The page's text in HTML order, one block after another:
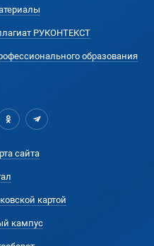
РУКОНТЕКСТ
образования
сайта
картой
кампус